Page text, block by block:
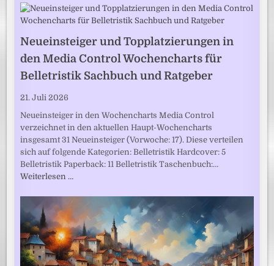
Neueinsteiger und Topplatzierungen in
den Media Control Wochencharts für
Belletristik Sachbuch und Ratgeber
21. Juli 2026
Neueinsteiger in den Wochencharts Media Control
verzeichnet in den aktuellen Haupt-Wochencharts
insgesamt 31 Neueinsteiger (Vorwoche: 17). Diese verteilen
sich auf folgende Kategorien: Belletristik Hardcover: 5
Belletristik Paperback: 11 Belletristik Taschenbuch:…
Weiterlesen …